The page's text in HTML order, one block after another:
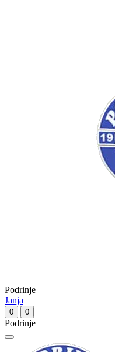
Podrinje
Janja
0 0
Podrinje